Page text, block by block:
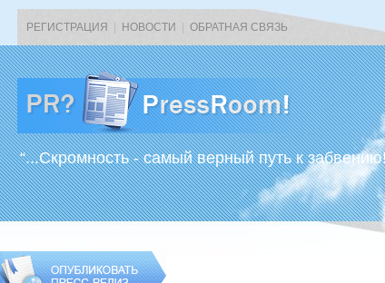
РЕГИСТРАЦИЯ НОВОСТИ ОБРАТНАЯ СВЯЗЬ
“...Скромность - самый верный путь к